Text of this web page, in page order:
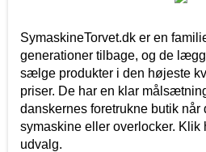
SymaskineTorvet.dk er en
generationer tilbage, og de
sælge produkter i den højeste
priser. De har en klar
danskernes foretrukne butik når
symaskine eller overlocker. Klik
udvalg.